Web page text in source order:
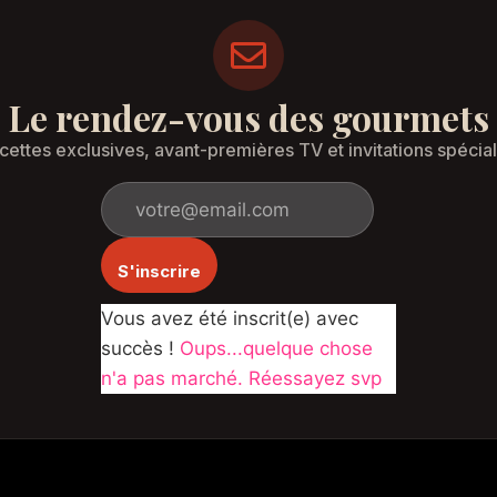
Le rendez-vous des gourmets
exclusives, avant-premières TV et invitations
S'inscrire
Vous avez été inscrit(e) avec
succès ! Oups...quelque chose
n'a pas marché. Réessayez svp